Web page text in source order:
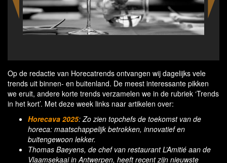
Op de redactie van Horecatrends ontvangen wij dagelijks vele
trends uit binnen- en buitenland. De meest interessante pikken
we eruit, andere korte trends verzamelen we in de rubriek ‘Trends
in het kort’. Met deze week links naar artikelen over:
Horecava 2025: Zo zien topchefs de toekomst van de
horeca: maatschappelijk betrokken, innovatief en
buitengewoon lekker.
Thomas Baeyens, de chef van restaurant L’Amitié aan de
Vlaamsekaai in Antwerpen, heeft recent zijn nieuwste